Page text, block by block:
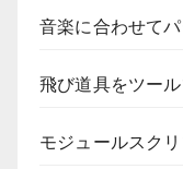
音楽に合わせて
飛び道具をツー
モジュールスク